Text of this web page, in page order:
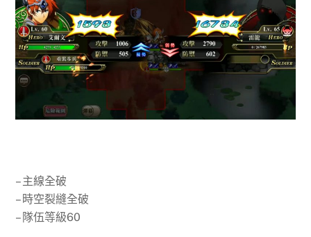
– 主線全破
– 時空裂縫全破
– 隊伍等級60